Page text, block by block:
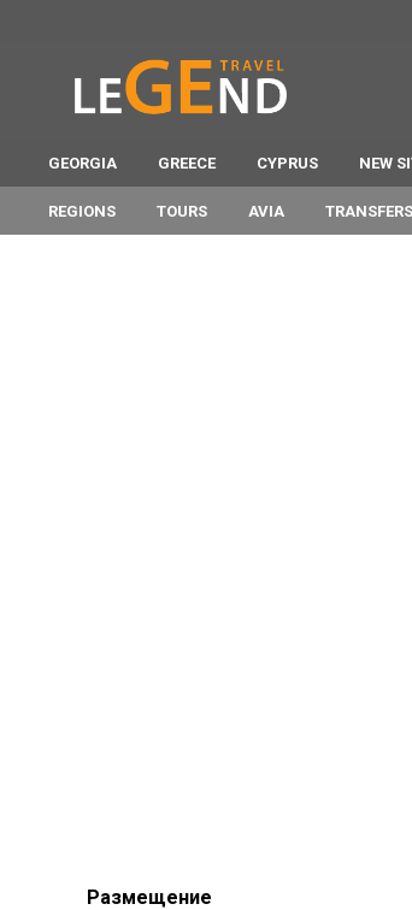
GEORGIA GREECE CYPRUS NEW
REGIONS TOURS AVIA TRANSFERS
Размещение